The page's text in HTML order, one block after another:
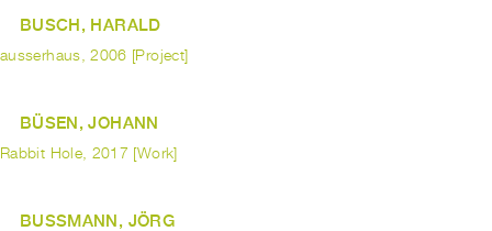
BUSCH, HARALD
ausserhaus, 2006 [Project]
BÜSEN, JOHANN
Rabbit Hole, 2017 [Work]
BUSSMANN, JÖRG